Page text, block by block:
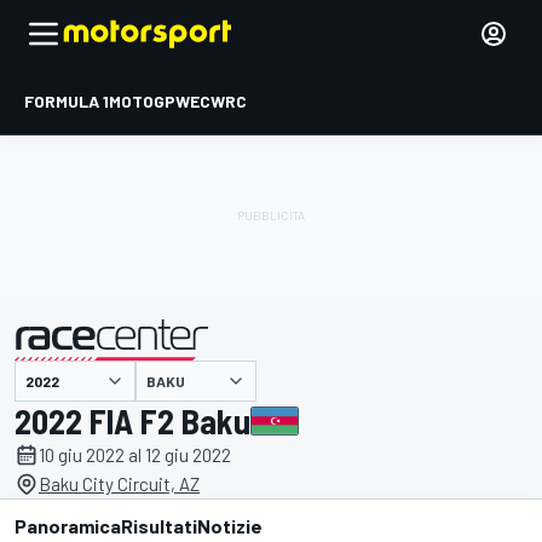
FORMULA 1MOTOGPWECWRC
presentato da BAKU
2022 FIA F2 Baku
10 giu 2022 al 12 giu 2022
Baku City Circuit, AZ
PanoramicaRisultatiNotizie